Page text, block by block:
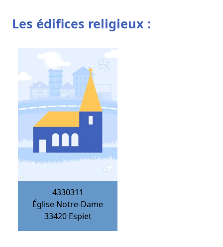
Les édifices religieux :
4330311
Église Notre-Dame
33420 Espiet